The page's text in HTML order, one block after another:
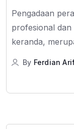
Pengadaan
profesional
keranda,
By Ferdian